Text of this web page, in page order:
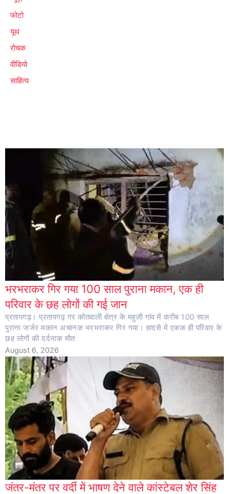
फोटो
यूथ
रोचक
वीडियो
साहित्य
भरभराकर गिर गया 100 साल पुराना मकान, एक ही
परिवार के छह लोगों की गई जान
प्रतापगढ़। प्रतापगढ़ गर कोतवाली क्षेत्र के महुली गांव में करीब 100 साल
पुराना जर्जर मकान अचानक भरभराकर गिर गया। हादसे में एकक ही परिवार के
छह लोगों की दर्दनाक मौत
August 6, 2026
जंतर-मंतर पर वर्दी में भाषण देने वाले कांस्टेबल शेर सिंह